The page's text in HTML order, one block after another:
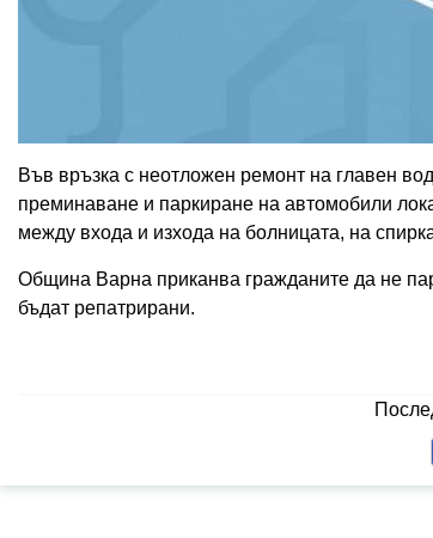
Във връзка с неотложен ремонт на главен
преминаване и паркиране на автомобили
между входа и изхода на болницата, на
Община Варна приканва гражданите да не
бъдат репатрирани.